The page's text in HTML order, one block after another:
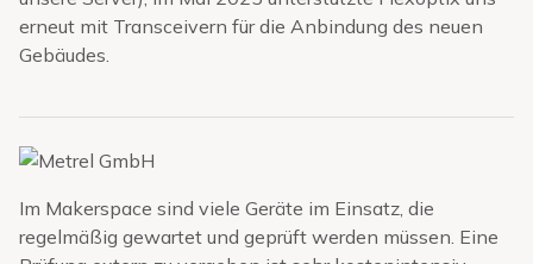
erneut mit Transceivern für die Anbindung des neuen
Gebäudes.
Im Makerspace sind viele Geräte im Einsatz, die
regelmäßig gewartet und geprüft werden müssen. Eine